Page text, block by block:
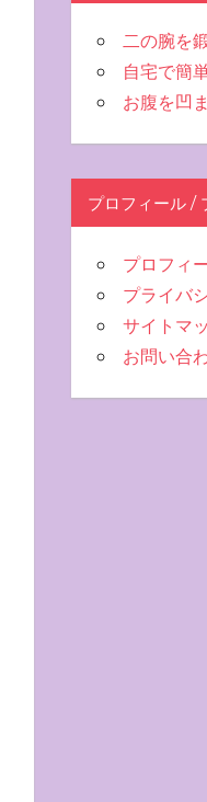
二の腕を
自宅で簡
お腹を凹
プロフィール /
プロフィ
プライバ
サイトマ
お問い合